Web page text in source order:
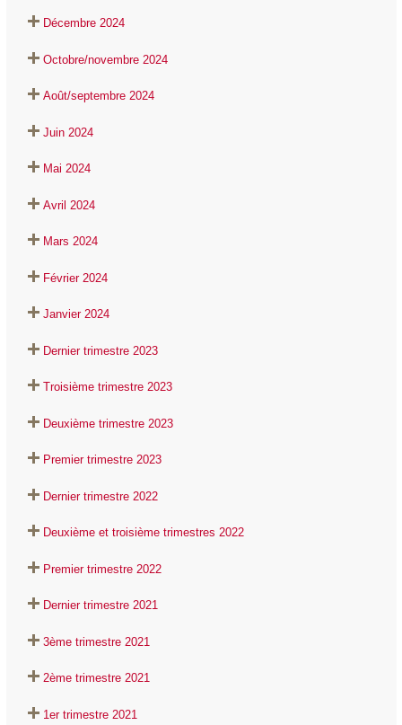
Décembre 2024
Octobre/novembre 2024
Août/septembre 2024
Juin 2024
Mai 2024
Avril 2024
Mars 2024
Février 2024
Janvier 2024
Dernier trimestre 2023
Troisième trimestre 2023
Deuxième trimestre 2023
Premier trimestre 2023
Dernier trimestre 2022
Deuxième et troisième trimestres 2022
Premier trimestre 2022
Dernier trimestre 2021
3ème trimestre 2021
2ème trimestre 2021
1er trimestre 2021